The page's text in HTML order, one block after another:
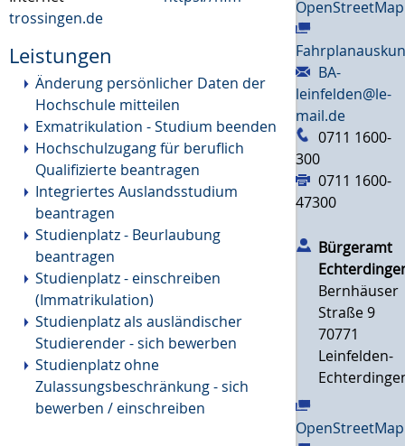
trossingen.de
Leistungen
Änderung persönlicher Daten der
Hochschule mitteilen
Exmatrikulation - Studium beenden
Hochschulzugang für beruflich
Qualifizierte beantragen
Integriertes Auslandsstudium
beantragen
Studienplatz - Beurlaubung
beantragen
Studienplatz - einschreiben
(Immatrikulation)
Studienplatz als ausländischer
Studierender - sich bewerben
Studienplatz ohne
Zulassungsbeschränkung - sich
bewerben / einschreiben
OpenStreetMap
BA-
leinfelden@le-
mail.de
0711 1600-
300
0711 1600-
47300
Bürgeramt
Bernhäuser
Straße 9
70771
Leinfelden-
OpenStreetMap